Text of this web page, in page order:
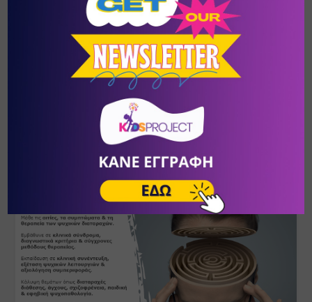
Ψυχοδυναμική Συμβουλευτική
Πικέρμι /Αθήνα (Αττική)
ΚΕ.ΘΕ.ΣΥ.